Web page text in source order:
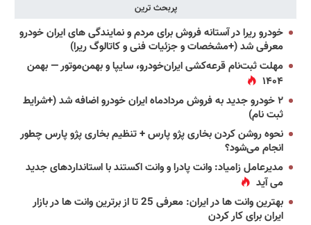
پربحث ترین
خودرو ریرا در آستانه فروش برای مردم و نمایندگی های ایران خودرو
معرفی شد (+مشخصات و جزئیات فنی و کاتالوگ ریرا)
مهلت ثبت‌نام قرعه‌کشی ایران‌خودرو، سایپا و بهمن‌موتور — بهمن
۱۴۰۴
۲ خودرو جدید به فروش مردادماه ایران خودرو اضافه شد (+شرایط
ثبت نام)
نحوه روشن کردن بخاری پژو پارس + تنظیم بخاری پژو پارس چطور
انجام می‌شود؟
مدیرعامل زامیاد: وانت پادرا و وانت اکستند با استانداردهای جدید
می آید
بهترین وانت ها در ایران: معرفی 25 تا از برترین وانت ها در بازار
ایران برای کار کردن